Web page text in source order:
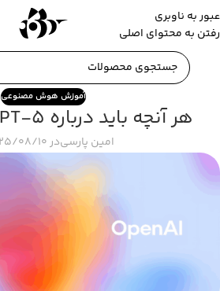
عبور به ناوبری
رفتن به محتوای اصلی
آموزش هوش مصنوعی
هر آنچه باید درباره ChatGPT-5 بدانیم
امین پارسیدر 2025/08/10